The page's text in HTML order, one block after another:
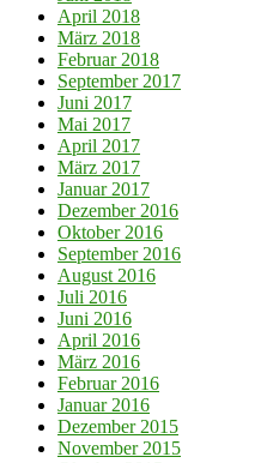
April 2018
März 2018
Februar 2018
September 2017
Juni 2017
Mai 2017
April 2017
März 2017
Januar 2017
Dezember 2016
Oktober 2016
September 2016
August 2016
Juli 2016
Juni 2016
April 2016
März 2016
Februar 2016
Januar 2016
Dezember 2015
November 2015